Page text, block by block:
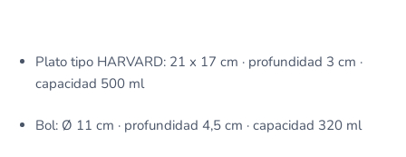
Plato tipo HARVARD: 21 x 17 cm · profundidad 3 cm ·
capacidad 500 ml
Bol: Ø 11 cm · profundidad 4,5 cm · capacidad 320 ml